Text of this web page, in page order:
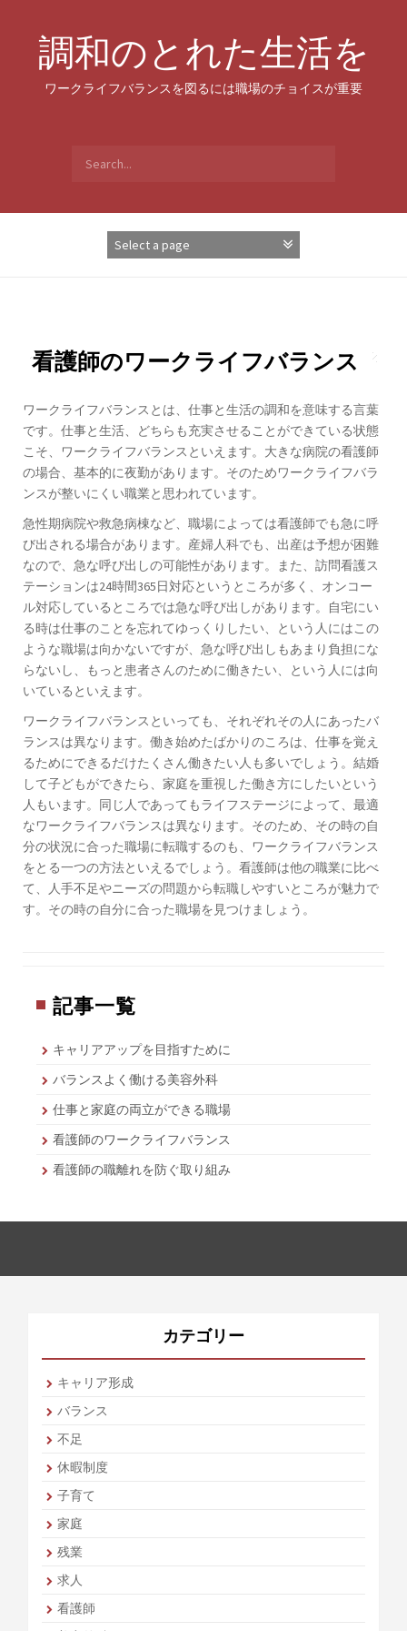
content調和のとれた生活を
ワークライフバランスを図るには職場のチョイスが重要
for:
看護師のワークライフバランス
ワークライフバランスとは、仕事と生活の調和を意味する言葉
です。仕事と生活、どちらも充実させることができている状態
こそ、ワークライフバランスといえます。大きな病院の看護師
の場合、基本的に夜勤があります。そのためワークライフバラ
ンスが整いにくい職業と思われています。
急性期病院や救急病棟など、職場によっては看護師でも急に呼
び出される場合があります。産婦人科でも、出産は予想が困難
なので、急な呼び出しの可能性があります。また、訪問看護ス
テーションは24時間365日対応というところが多く、オンコー
ル対応しているところでは急な呼び出しがあります。自宅にい
る時は仕事のことを忘れてゆっくりしたい、という人にはこの
ような職場は向かないですが、急な呼び出しもあまり負担にな
らないし、もっと患者さんのために働きたい、という人には向
いているといえます。
ワークライフバランスといっても、それぞれその人にあったバ
ランスは異なります。働き始めたばかりのころは、仕事を覚え
るためにできるだけたくさん働きたい人も多いでしょう。結婚
して子どもができたら、家庭を重視した働き方にしたいという
人もいます。同じ人であってもライフステージによって、最適
なワークライフバランスは異なります。そのため、その時の自
分の状況に合った職場に転職するのも、ワークライフバランス
をとる一つの方法といえるでしょう。看護師は他の職業に比べ
て、人手不足やニーズの問題から転職しやすいところが魅力で
す。その時の自分に合った職場を見つけましょう。
記事一覧
キャリアアップを目指すために
バランスよく働ける美容外科
仕事と家庭の両立ができる職場
看護師のワークライフバランス
看護師の職離れを防ぐ取り組み
カテゴリー
キャリア形成
バランス
不足
休暇制度
子育て
家庭
残業
求人
看護師